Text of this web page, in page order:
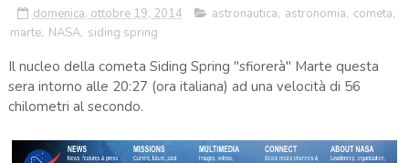
domenica, ottobre 19, 2014 astronautica, astronomia, cometa,
marte, NASA, siding spring
Il nucleo della cometa Siding Spring "sfiorerà" Marte questa
sera intorno alle 20:27 (ora italiana) ad una velocità di 56
chilometri al secondo.